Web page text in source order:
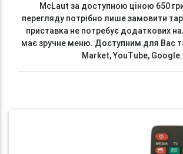
McLaut за доступною ціною 650
перегляду потрібно лише замовити
приставка не потребує додаткових
має зручне меню. Доступним для Вас
Market, YouTube, Google.